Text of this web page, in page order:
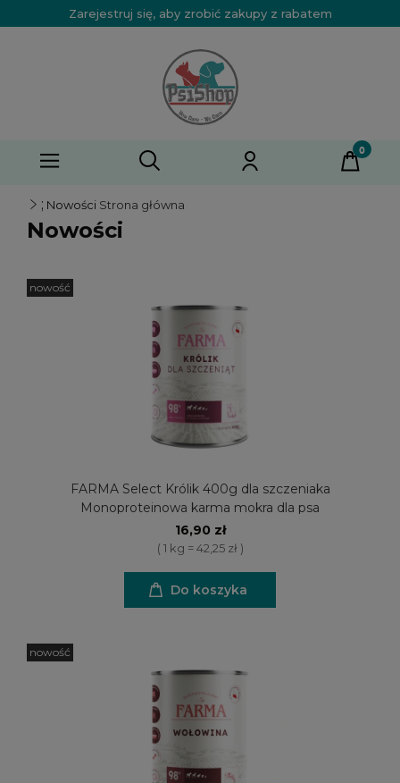
Zarejestruj się, aby zrobić zakupy z rabatem
; Nowości Strona główna
Nowości
FARMA Select Królik 400g dla szczeniaka
Monoproteinowa karma mokra dla psa
16,90 zł
( 1 kg = 42,25 zł )
Do koszyka
nowość
nowość